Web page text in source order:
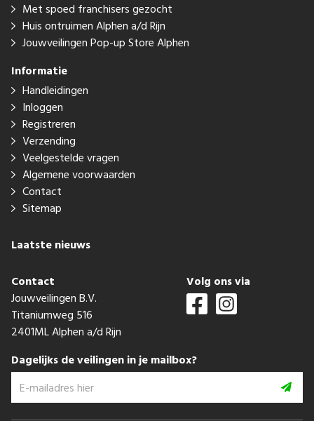
Met spoed franchisers gezocht
Huis ontruimen Alphen a/d Rijn
Jouwveilingen Pop-up Store Alphen
Informatie
Handleidingen
Inloggen
Registreren
Verzending
Veelgestelde vragen
Algemene voorwaarden
Contact
Sitemap
Laatste nieuws
Contact
Jouwveilingen B.V.
Titaniumweg 516
2401ML Alphen a/d Rijn
Volg ons via
Dagelijks de veilingen in je mailbox?